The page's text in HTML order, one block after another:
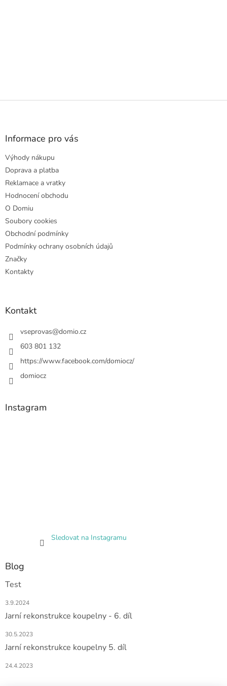
Z
Informace pro vás
Výhody nákupu
Doprava a platba
Reklamace a vratky
Hodnocení obchodu
O Domiu
Soubory cookies
Obchodní podmínky
Podmínky ochrany osobních údajů
Značky
Kontakty
Kontakt
vseprovas@domio.cz
603 801 132
https://www.facebook.com/domiocz/
domiocz
Instagram
Sledovat na Instagramu
Blog
Test
3.9.2024
Jarní rekonstrukce koupelny - 6. díl
30.5.2023
Jarní rekonstrukce koupelny 5. díl
24.4.2023